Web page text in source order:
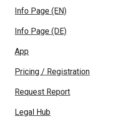
Info Page (EN)
Info Page (DE)
App
Pricing / Registration
Request Report
Legal Hub